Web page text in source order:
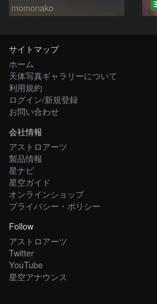
momonako
サイトマップ
ホーム
天体写真ギャラリーについて
利用規約
ログイン/新規登録
お問い合わせ
会社情報
アストロアーツ
製品情報
星ナビ
星空ガイド
オンラインショップ
プライバシー・ポリシー
Follow
アストロアーツ
Twitter
YouTube
星空アナウンス